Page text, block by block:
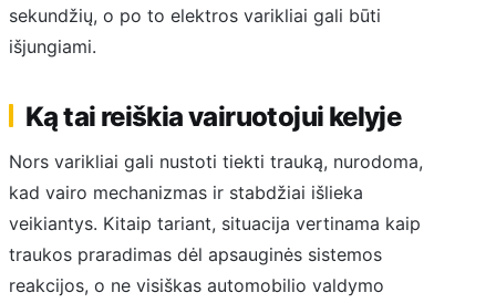
sekundžių, o po to elektros varikliai gali būti
išjungiami.
Ką tai reiškia vairuotojui kelyje
Nors varikliai gali nustoti tiekti trauką, nurodoma,
kad vairo mechanizmas ir stabdžiai išlieka
veikiantys. Kitaip tariant, situacija vertinama kaip
traukos praradimas dėl apsauginės sistemos
reakcijos, o ne visiškas automobilio valdymo